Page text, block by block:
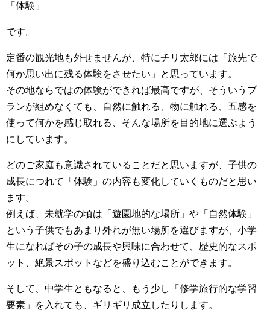
「体験」
です。
定番の観光地も外せませんが、特にチリ太郎には「旅先で
何か思い出に残る体験をさせたい」と思っています。
その地ならではの体験ができれば最高ですが、そういうプ
ランが組めなくても、自然に触れる、物に触れる、五感を
使って何かを感じ取れる、そんな場所を目的地に選ぶよう
にしています。
どのご家庭も意識されていることだと思いますが、子供の
成長につれて「体験」の内容も変化していくものだと思い
ます。
例えば、未就学の頃は「遊園地的な場所」や「自然体験」
という子供でもあまり外れが無い場所を選びますが、小学
生になればその子の成長や興味に合わせて、歴史的なスポ
ット、絶景スポットなどを盛り込むことができます。
そして、中学生ともなると、もう少し「修学旅行的な学習
要素」を入れても、ギリギリ成立したりします。